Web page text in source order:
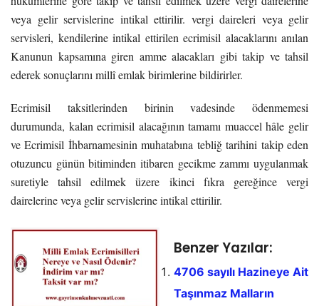
veya gelir servislerine intikal ettirilir. vergi daireleri veya gelir
servisleri, kendilerine intikal ettirilen ecrimisil alacaklarını anılan
Kanunun kapsamına giren amme alacakları gibi takip ve tahsil
ederek sonuçlarını millî emlak birimlerine bildirirler.
Ecrimisil taksitlerinden birinin vadesinde ödenmemesi
durumunda, kalan ecrimisil alacağının tamamı muaccel hâle gelir
ve Ecrimisil İhbarnamesinin muhatabına tebliğ tarihini takip eden
otuzuncu günün bitiminden itibaren gecikme zammı uygulanmak
suretiyle tahsil edilmek üzere ikinci fıkra gereğince vergi
dairelerine veya gelir servislerine intikal ettirilir.
Benzer Yazılar:
4706 sayılı Hazineye Ait
Taşınmaz Malların